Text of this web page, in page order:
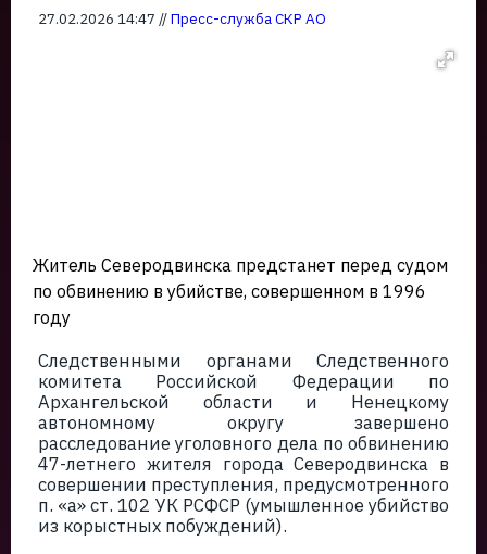
27.02.2026 14:47 //Пресс-служба СКР АО
Житель Северодвинска предстанет перед судом
по обвинению в убийстве, совершенном в 1996
году
Следственными органами Следственного
комитета Российской Федерации по
Архангельской области и Ненецкому
автономному округу завершено
расследование уголовного дела по обвинению
47-летнего жителя города Северодвинска в
совершении преступления, предусмотренного
п. «а» ст. 102 УК РСФСР (умышленное убийство
из корыстных побуждений).